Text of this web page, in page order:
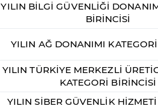
YILIN BİLGİ GÜVENLİĞİ
BİRİNCİSİ
YILIN AĞ DONANIMI
YILIN TÜRKİYE MERKEZLİ
KATEGORİ BİRİNCİSİ
YILIN SİBER GÜVENLİK